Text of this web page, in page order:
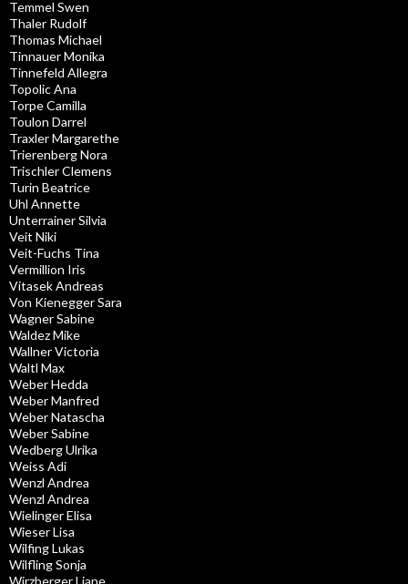
Temmel Swen
Thaler Rudolf
Thomas Michael
Tinnauer Monika
Tinnefeld Allegra
Topolic Ana
Torpe Camilla
Toulon Darrel
Traxler Margarethe
Trierenberg Nora
Trischler Clemens
Turin Beatrice
Uhl Annette
Unterrainer Silvia
Veit Niki
Veit-Fuchs Tina
Vermillion Iris
Vitasek Andreas
Von Kienegger Sara
Wagner Sabine
Waldez Mike
Wallner Victoria
Waltl Max
Weber Hedda
Weber Manfred
Weber Natascha
Weber Sabine
Wedberg Ulrika
Weiss Adi
Wenzl Andrea
Wenzl Andrea
Wielinger Elisa
Wieser Lisa
Wilfing Lukas
Wilfling Sonja